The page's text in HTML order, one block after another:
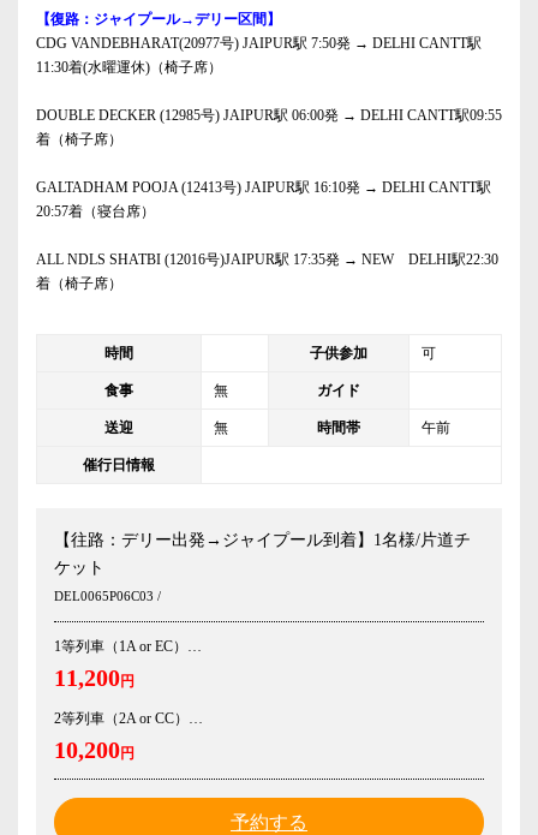
【復路：ジャイプール→デリー区間】
CDG VANDEBHARAT(20977号) JAIPUR駅 7:50発 → DELHI CANTT駅
11:30着(水曜運休)（椅子席）
DOUBLE DECKER (12985号) JAIPUR駅 06:00発 → DELHI CANTT駅09:55
着（椅子席）
GALTADHAM POOJA (12413号) JAIPUR駅 16:10発 → DELHI CANTT駅
20:57着（寝台席）
ALL NDLS SHATBI (12016号)JAIPUR駅 17:35発 → NEW DELHI駅22:30
着（椅子席）
時間 子供参加 可
食事 無 ガイド
送迎 無 時間帯 午前
催行日情報
【往路：デリー出発→ジャイプール到着】1名様/片道チ
ケット
DEL0065P06C03 /
1等列車（1A or EC）
11,200円
2等列車（2A or CC）
10,200円
予約する